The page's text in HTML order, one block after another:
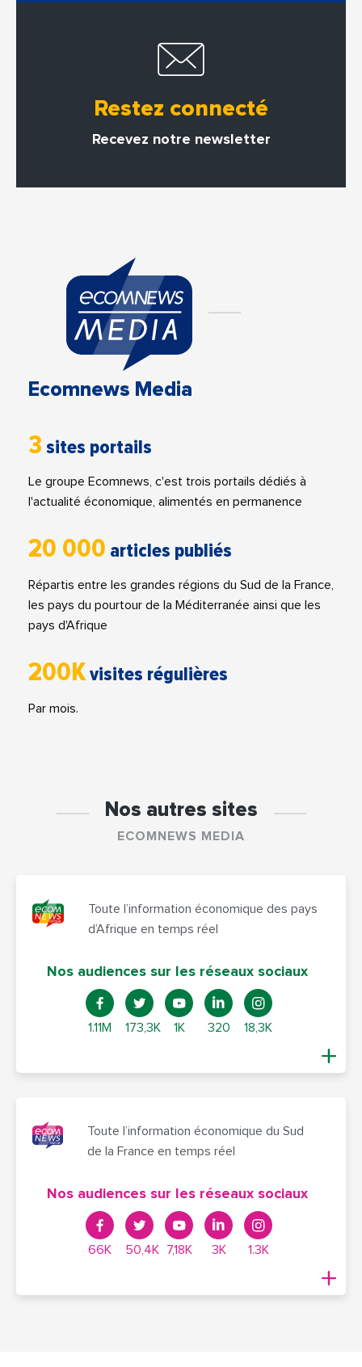
Restez connecté
Recevez notre newsletter
Ecomnews Media
3 sites portails
Le groupe Ecomnews, c'est trois portails dédiés à
l'actualité économique, alimentés en permanence
20 000 articles publiés
Répartis entre les grandes régions du Sud de la France,
les pays du pourtour de la Méditerranée ainsi que les
pays d'Afrique
200Kvisites régulières
Par mois.
Nos autres sites
ECOMNEWS MEDIA
Toute l’information économique des pays
d’Afrique en temps réel
Nos audiences sur les réseaux sociaux
1.11M 173,3K 1K 320 18,3K
Toute l’information économique du Sud
de la France en temps réel
Nos audiences sur les réseaux sociaux
66K 50,4K 7,18K 3K 1.3K